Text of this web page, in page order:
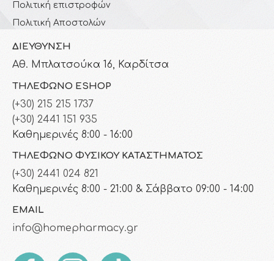
Πολιτική επιστροφών
Πολιτική Αποστολών
ΔΙΕΎΘΥΝΣΗ
Αθ. Μπλατσούκα 16, Καρδίτσα
ΤΗΛΈΦΩΝΟ ESHOP
(+30) 215 215 1737
(+30) 2441 151 935
Καθημερινές 8:00 - 16:00
ΤΗΛΈΦΩΝΟ ΦΥΣΙΚΟΎ ΚΑΤΑΣΤΉΜΑΤΟΣ
(+30) 2441 024 821
Καθημερινές 8:00 - 21:00 & Σάββατο 09:00 - 14:00
EMAIL
info@homepharmacy.gr